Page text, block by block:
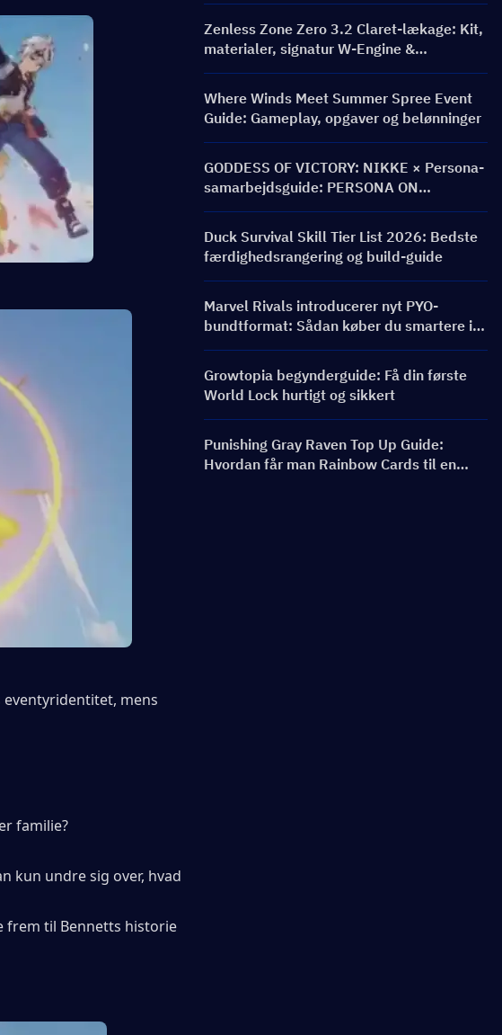
mens
familie?
kun undre sig over, hvad
frem til Bennetts historie
Zenless Zone Zero 3.2 Claret-lækage: Kit,
materialer, signatur W-Engine &
Mindscape Cinema
Where Winds Meet Summer Spree Event
Guide: Gameplay, opgaver og belønninger
GODDESS OF VICTORY: NIKKE × Persona-
samarbejdsguide: PERSONA ON
FRONTLINE-begivenhed, karakterer,
bannere og belønninger
Duck Survival Skill Tier List 2026: Bedste
færdighedsrangering og build-guide
Marvel Rivals introducerer nyt PYO-
bundtformat: Sådan køber du smartere i
butiksopdateringen til sæson 9.5
Growtopia begynderguide: Få din første
World Lock hurtigt og sikkert
Punishing Gray Raven Top Up Guide:
Hvordan får man Rainbow Cards til en